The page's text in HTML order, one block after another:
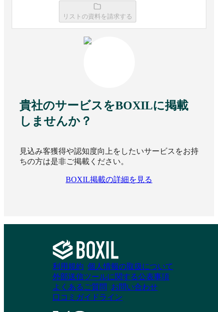
資料請求リストに追加 資料請求リストに追加
資料請求リストに追加
ービス
SNS ONE MATCH
いえらぶクリエイタ
DYMのSNS運用代行
資料請求リストに追加
ハーマンドットの
SNS運用代行サービ
ス
リストの資料を請求する
貴社のサービスをBOXILに掲載
しませんか？
見込み客獲得や認知度向上をしたいサービスをお持
ちの方は是非ご掲載ください。
BOXIL掲載の詳細を見る
利用規約 個人情報の取扱について
外部送信ツールに関する公表事項
よくあるご質問
お問い合わせ
口コミガイドライン